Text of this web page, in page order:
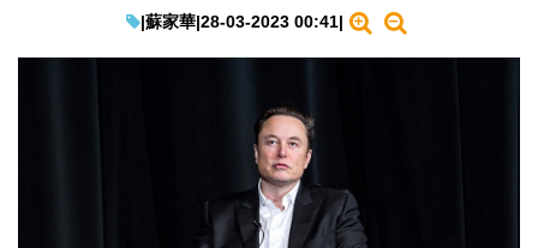
|蘇家華|28-03-2023 00:41|